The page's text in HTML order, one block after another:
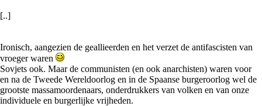
[..]
Ironisch, aangezien de geallieerden en het verzet de antifascisten van
vroeger waren
Sovjets ook. Maar de communisten (en ook anarchisten) waren voor
en na de Tweede Wereldoorlog en in de Spaanse burgeroorlog wel de
grootste massamoordenaars, onderdrukkers van volken en van onze
individuele en burgerlijke vrijheden.